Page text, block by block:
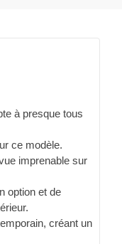
à presque tous
ce modèle.
imprenable sur
option et de
créant un